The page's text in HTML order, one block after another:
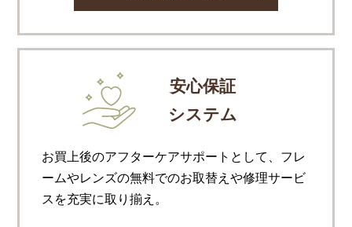
安心保証
システム
お買上後のアフターケアサポートとして、フレ
ームやレンズの無料でのお取替えや修理サービ
スを充実に取り揃え。